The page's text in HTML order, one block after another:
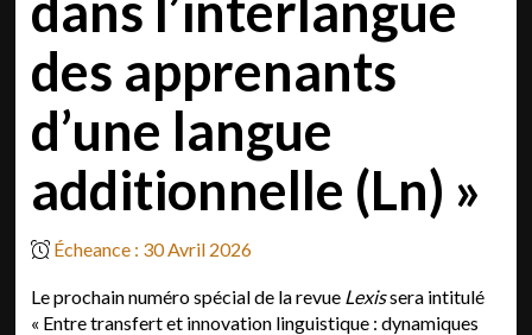
des apprenants
d’une langue
additionnelle (Ln) »
Écheance : 30 Avril 2026
Le prochain numéro spécial de la revue Lexissera intitulé
« Entre transfert et innovation linguistique : dynamiques